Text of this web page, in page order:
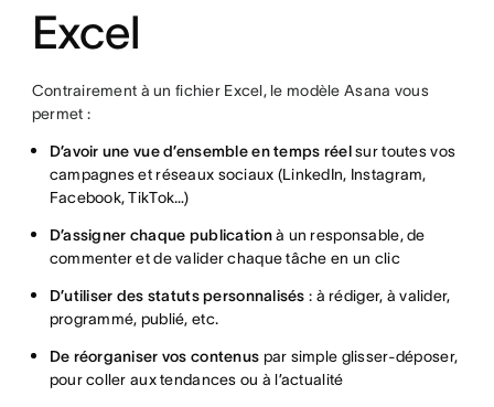
Excel
Contrairement à un fichier Excel, le modèle Asana vous
permet :
D’avoir une vue d’ensemble en temps réelsur toutes vos
campagnes et réseaux sociaux (LinkedIn, Instagram,
Facebook, TikTok…)
D’assigner chaque publicationà un responsable, de
commenter et de valider chaque tâche en un clic
D’utiliser des statuts personnalisés : à rédiger, à valider,
programmé, publié, etc.
De réorganiser vos contenus par simple glisser-déposer,
pour coller aux tendances ou à l’actualité